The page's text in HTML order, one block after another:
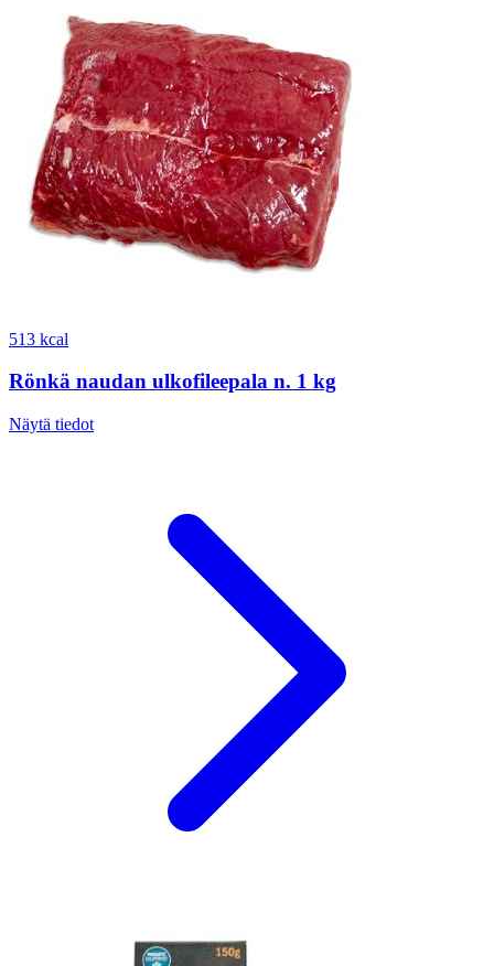
513 kcal
Rönkä naudan ulkofileepala n. 1 kg
Näytä tiedot